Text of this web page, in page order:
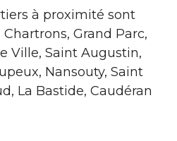
à proximité sont
Grand Parc,
Ville, Saint Augustin,
Nansouty, Saint
La Bastide, Caudéran